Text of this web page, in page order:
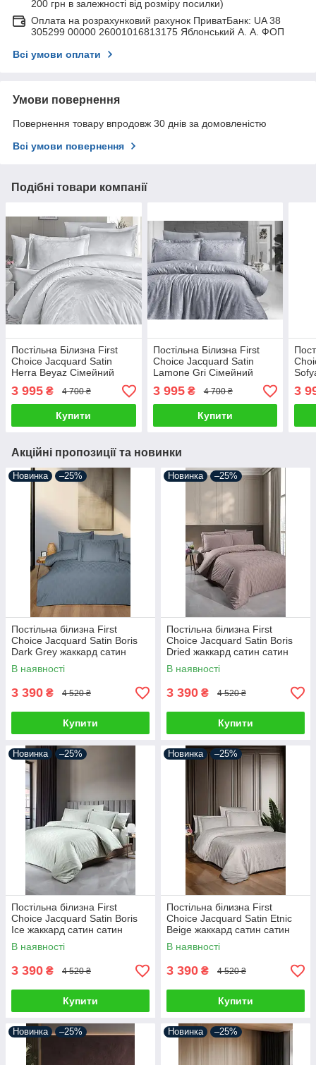
200 грн в залежності від розміру посилки)
Оплата на розрахунковий рахунок ПриватБанк: UA 38
305299 00000 26001016813175 Яблонський А. А. ФОП
Всі умови оплати
Умови повернення
Повернення товару впродовж 30 днів за домовленістю
Всі умови повернення
Подібні товари компанії
Постільна Білизна First
Choice Jacquard Satin
Herra Beyaz Сімейний
3 995 ₴ 4 700 ₴
Купити
Постільна Білизна First
Choice Jacquard Satin
Lamone Gri Сімейний
3 995₴ 4 700 ₴
Купити
3
Акційні пропозиції та новинки
Новинка –25%
Постільна білизна First
Choice Jacquard Satin Boris
Dark Grey жаккард сатин
сатин Туреччина 200х220см
В наявності
3 390 ₴ 4 520 ₴
Купити
Новинка –25%
Постільна білизна First
Choice Jacquard Satin Boris
Dried жаккард сатин сатин
Туреччина 200х220см
В наявності
3 390 ₴ 4 520 ₴
Купити
Новинка –25%
Постільна білизна First
Choice Jacquard Satin Boris
Ice жаккард сатин сатин
Туреччина 200х220см
В наявності
3 390 ₴ 4 520 ₴
Купити
Новинка –25%
Постільна білизна First
Choice Jacquard Satin Etnic
Beige жаккард сатин сатин
Туреччина 200х220см
В наявності
3 390 ₴ 4 520 ₴
Купити
Новинка –25% Новинка –25%